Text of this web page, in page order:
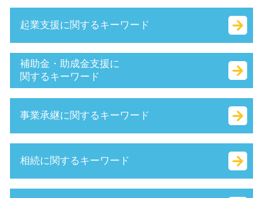
キャッシュフロー とは
認定経営革新等支援 機関 一覧
早期 経営改善 計画
生産性向上設備投資促進税制 とは
企業組合 とは
マル経融資 とは
小規模企業者
財務 分析
小規模事業者
中小会計要領 とは
起業支援に関するキーワード
ベンチャー 資金調達
ベンチャー 起業 とは
本店 所在地 とは
有限責任 とは
法人化 メリット
定款 事業 目的 とは
定款 とは
補助金・助成金支援に
関するキーワード
創業 助成金 とは
小規模事業者持続化補助金 とは
トライアル雇用助成金 とは
国 創業補助金
事業承継に関するキーワード
吸収 分割
吸収 合併 とは
相続に関するキーワード